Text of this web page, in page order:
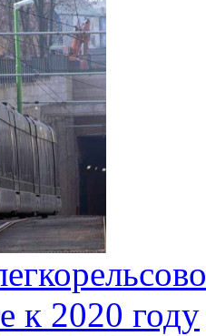
к 2020 году